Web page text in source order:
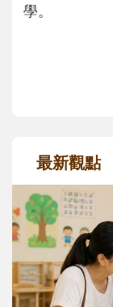
最新觀點